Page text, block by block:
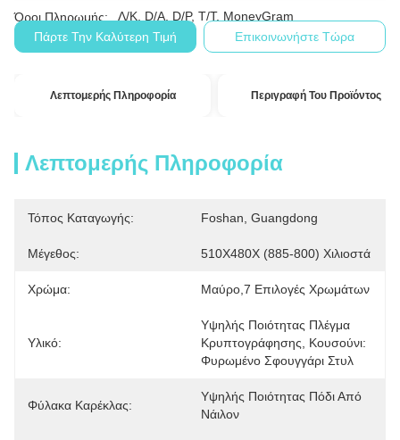
Όροι Πληρωμής:
Λ/Κ, D/A, D/P, T/T, MoneyGram
Πάρτε Την Καλύτερη Τιμή
Επικοινωνήστε Τώρα
Λεπτομερής Πληροφορία Περιγραφή Του Προϊόντος
Λεπτομερής Πληροφορία
Τόπος Καταγωγής: Foshan, Guangdong
Μέγεθος: 510X480X (885-800) Χιλιοστά
Χρώμα: Μαύρο,7 Επιλογές Χρωμάτων
Υλικό:
Υψηλής Ποιότητας Πλέγμα
Κρυπτογράφησης, Κουσούνι:
Φυρωμένο Σφουγγάρι Στυλ
Φύλακα Καρέκλας:
Υψηλής Ποιότητας Πόδι Από
Νάιλον